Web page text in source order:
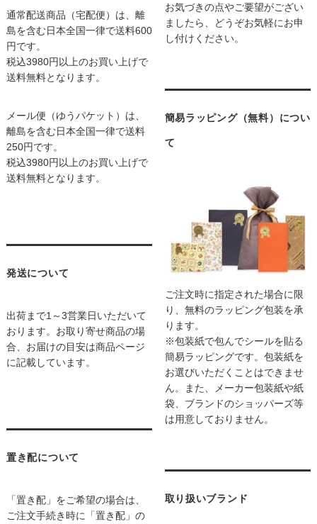
通常配送商品（宅配便）は、離
島を含む日本全国一律で送料600
円です。
税込3980円以上のお買い上げで
送料無料となります。
メール便（ゆうパケット）は、
離島を含む日本全国一律で送料
250円です。
税込3980円以上のお買い上げで
送料無料となります。
発送について
出荷まで1～3営業日いただいて
おります。お取り寄せ商品の場
合、お届けの目安は商品ページ
に記載しています。
置き配について
「置き配」をご希望の場合は、
ご注文手続き時に「置き配」の
お気づきの点やご要望がござい
ましたら、どうぞお気軽にお申
し付けください。
簡易ラッピング（無料）につい
て
ご注文時に指定された場合に限
り、無料のラッピング包装を承
ります。
※包装紙で包んでシールを貼る
簡易ラッピングです。包装紙を
お選びいただくことはできませ
ん。また、メーカー包装紙や紙
袋、ブランドのショッパーズ等
は用意しておりません。
取り扱いブランド